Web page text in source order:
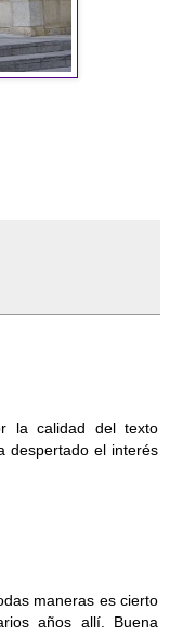
la calidad del texto
despertado el interés
maneras es cierto
años allí. Buena